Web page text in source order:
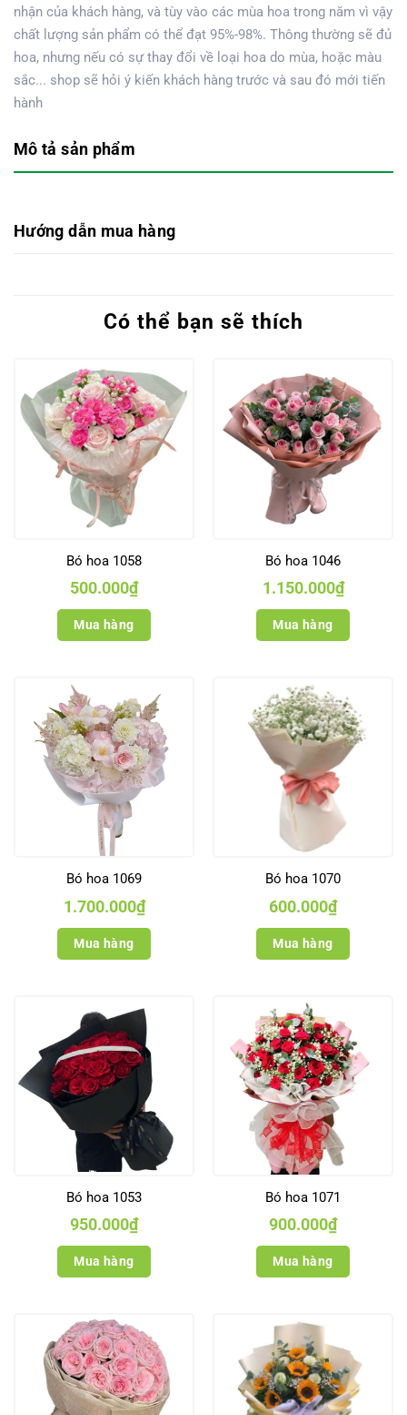
nhận của khách hàng, và tùy vào các mùa hoa trong năm vì vậy
chất lượng sản phẩm có thể đạt 95%-98%. Thông thường sẽ đủ
hoa, nhưng nếu có sự thay đổi về loại hoa do mùa, hoặc màu
sắc... shop sẽ hỏi ý kiến khách hàng trước và sau đó mới tiến
hành
Mô tả sản phẩm
Hướng dẫn mua hàng
Có thể bạn sẽ thích
Bó hoa 1058
500.000₫
Mua hàng
Bó hoa 1046
1.150.000₫
Mua hàng
Bó hoa 1069
1.700.000₫
Mua hàng
Bó hoa 1070
600.000₫
Mua hàng
Bó hoa 1053
950.000₫
Mua hàng
Bó hoa 1071
900.000₫
Mua hàng